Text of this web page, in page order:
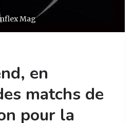
Mag
en
matchs de
pour la